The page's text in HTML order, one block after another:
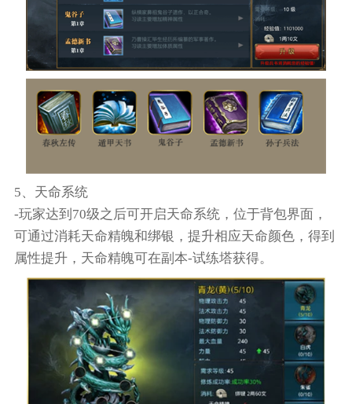
5、天命系统
-玩家达到70级之后可开启天命系统，位于背包界面，
可通过消耗天命精魄和绑银，提升相应天命颜色，得到
属性提升，天命精魄可在副本-试练塔获得。